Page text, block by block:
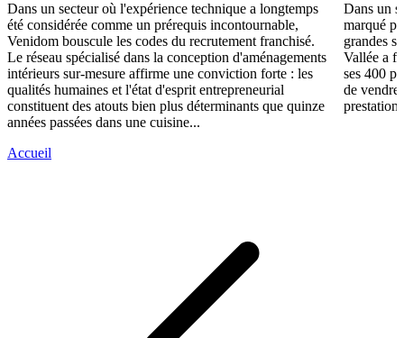
Dans un secteur où l'expérience technique a longtemps
été considérée comme un prérequis incontournable,
Venidom bouscule les codes du recrutement franchisé.
Le réseau spécialisé dans la conception d'aménagements
intérieurs sur-mesure affirme une conviction forte : les
qualités humaines et l'état d'esprit entrepreneurial
constituent des atouts bien plus déterminants que quinze
années passées dans une cuisine...
Dans un
marqué
grandes
Vallée a
ses 400
de vendre
Accueil